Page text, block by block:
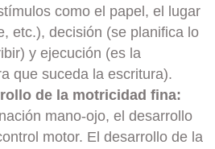
como el papel, el lugar
etc.), decisión (se planifica lo
y ejecución (es la
que suceda la escritura).
de la motricidad fina:
mano-ojo, el desarrollo
motor. El desarrollo de la